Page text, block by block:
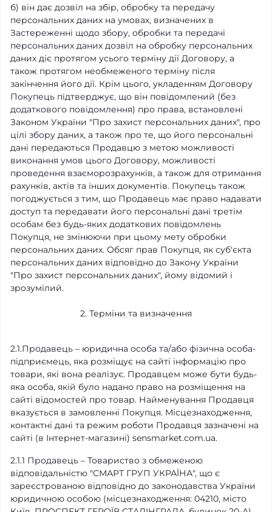
б) він дає дозвіл на збір, обробку та передачу
персональних даних на умовах, визначених в
Застереженні щодо збору, обробки та передачі
персональних даних дозвіл на обробку персональних
даних діє протягом усього терміну дії Договору, а
також протягом необмеженого терміну після
закінчення його дії. Крім цього, укладенням Договору
Покупець підтверджує, що він повідомлений (без
додаткового повідомлення) про права, встановлені
Законом України "Про захист персональних даних", про
цілі збору даних, а також про те, що його персональні
дані передаються Продавцю з метою можливості
виконання умов цього Договору, можливості
проведення взаєморозрахунків, а також для отримання
рахунків, актів та інших документів. Покупець також
погоджується з тим, що Продавець має право надавати
доступ та передавати його персональні дані третім
особам без будь-яких додаткових повідомлень
Покупця, не змінюючи при цьому мету обробки
персональних даних. Обсяг прав Покупця, як суб'єкта
персональних даних відповідно до Закону України
"Про захист персональних даних", йому відомий і
зрозумілий.
2. Терміни та визначення
2.1.Продавець – юридична особа та/або фізична особа-
підприємець, яка розміщує на сайті інформацію про
товари, які вона реалізує. Продавцем може бути будь-
яка особа, якій було надано право на розміщення на
сайті відомостей про товар. Найменування Продавця
вказується в замовленні Покупця. Місцезнаходження,
контактні дані та режим роботи Продавця зазначені на
сайті (в Інтернет-магазині) sensmarket.com.ua.
2.1.1 Продавець – Товариство з обмеженою
відповідальністю "СМАРТ ГРУП УКРАЇНА", що є
зареєстрованою відповідно до законодавства України
юридичною особою (місцезнаходження: 04210, місто